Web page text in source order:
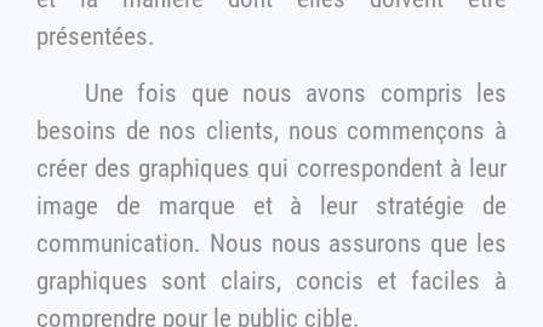
présentées.
Une fois que nous avons compris les
besoins de nos clients, nous commençons à
créer des graphiques qui correspondent à leur
image de marque et à leur stratégie de
communication. Nous nous assurons que les
graphiques sont clairs, concis et faciles à
comprendre pour le public cible.